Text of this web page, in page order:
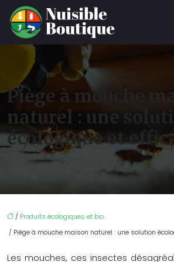
Piège à mouche
naturel : une
écologique et
/ Produits écologiques et bio
/ Piège à mouche maison naturel : une solution
Les mouches, ces insectes